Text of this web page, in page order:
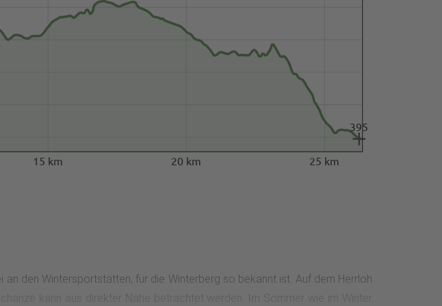
15 km 20 km 25 km
395
den Wintersportstätten, für die Winterberg so bekannt ist. Auf dem Herrloh
kann aus direkter Nähe betrachtet werden. Im Sommer wie im Winter